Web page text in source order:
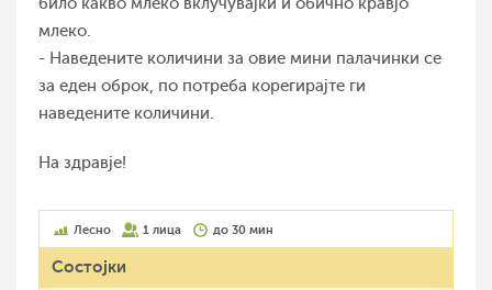
млеко.
- Наведените количини за овие мини палачинки се
за еден оброк, по потреба корегирајте ги
наведените количини.
На здравје!
Лесно 1 лица до 30 мин
Состојки